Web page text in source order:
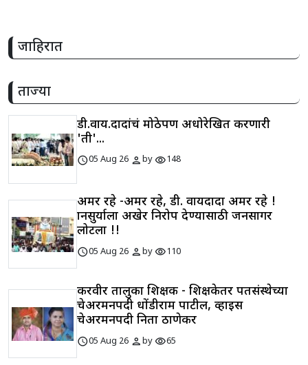
जाहिरात
ताज्या
डी.वाय.दादांचं मोठेपण अधोरेखित करणारी
'ती'...
schedule05 Aug 26 personbyvisibility148
अमर रहे -अमर रहे, डी. वायदादा अमर रहे !
ज्ञानसुर्याला अखेर निरोप देण्यासाठी जनसागर
लोटला !!
schedule05 Aug 26 personbyvisibility110
करवीर तालुका शिक्षक - शिक्षकेतर पतसंस्थेच्या
चेअरमनपदी धोंडीराम पाटील, व्हाइस
चेअरमनपदी निता ठाणेकर
schedule05 Aug 26 personbyvisibility65